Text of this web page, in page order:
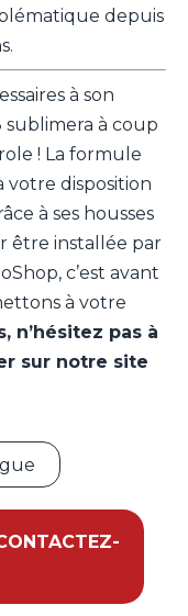
depuis
à son
à coup
! La formule
disposition
à ses housses
être installée par
c’est avant
à votre
n’hésitez pas à
sur notre site